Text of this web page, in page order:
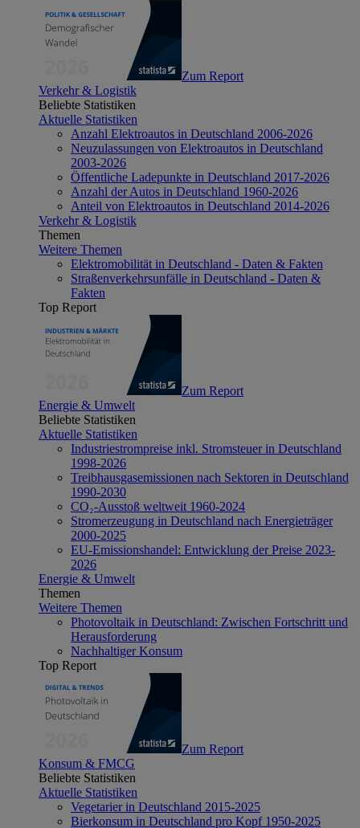
Zum Report
Verkehr & Logistik
Beliebte Statistiken
Aktuelle Statistiken
Anzahl Elektroautos in Deutschland 2006-2026
Neuzulassungen von Elektroautos in Deutschland
2003-2026
Öffentliche Ladepunkte in Deutschland 2017-2026
Anzahl der Autos in Deutschland 1960-2026
Anteil von Elektroautos in Deutschland 2014-2026
Verkehr & Logistik
Themen
Weitere Themen
Elektromobilität in Deutschland - Daten & Fakten
Straßenverkehrsunfälle in Deutschland - Daten &
Fakten
Top Report
Zum Report
Energie & Umwelt
Beliebte Statistiken
Aktuelle Statistiken
Industriestrompreise inkl. Stromsteuer in Deutschland
1998-2026
Treibhausgasemissionen nach Sektoren in Deutschland
1990-2030
CO₂-Ausstoß weltweit 1960-2024
Stromerzeugung in Deutschland nach Energieträger
2000-2025
EU-Emissionshandel: Entwicklung der Preise 2023-
2026
Energie & Umwelt
Themen
Weitere Themen
Photovoltaik in Deutschland: Zwischen Fortschritt und
Herausforderung
Nachhaltiger Konsum
Top Report
Zum Report
Konsum & FMCG
Beliebte Statistiken
Aktuelle Statistiken
Vegetarier in Deutschland 2015-2025
Bierkonsum in Deutschland pro Kopf 1950-2025